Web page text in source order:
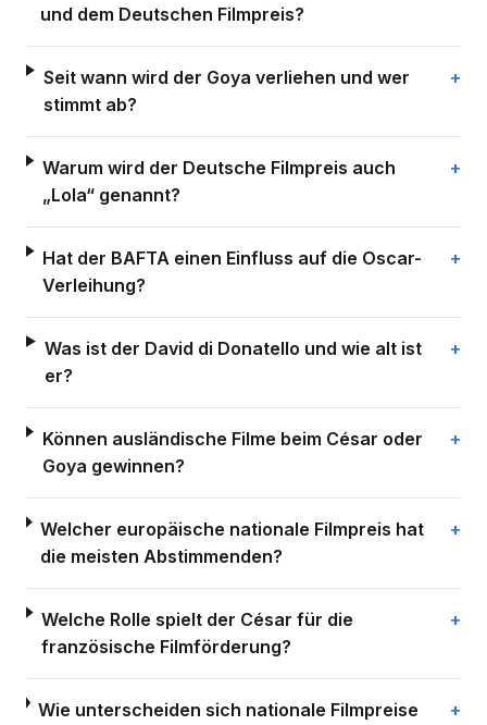
und dem Deutschen Filmpreis?
Seit wann wird der Goya verliehen und wer
stimmt ab?
Warum wird der Deutsche Filmpreis auch
„Lola“ genannt?
Hat der BAFTA einen Einfluss auf die Oscar-
Verleihung?
Was ist der David di Donatello und wie alt ist
er?
Können ausländische Filme beim César oder
Goya gewinnen?
Welcher europäische nationale Filmpreis hat
die meisten Abstimmenden?
Welche Rolle spielt der César für die
französische Filmförderung?
Wie unterscheiden sich nationale Filmpreise